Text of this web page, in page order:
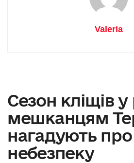
Valeria
Сезон кліщів у
мешканцям
нагадують про
небезпеку